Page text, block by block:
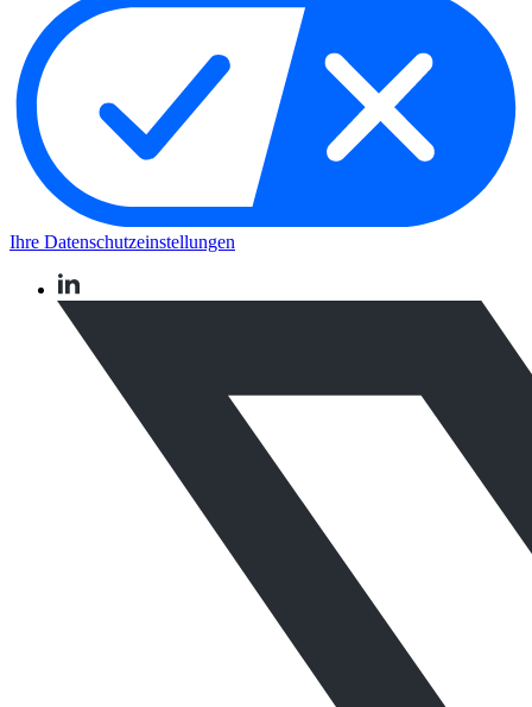
Ihre Datenschutzeinstellungen